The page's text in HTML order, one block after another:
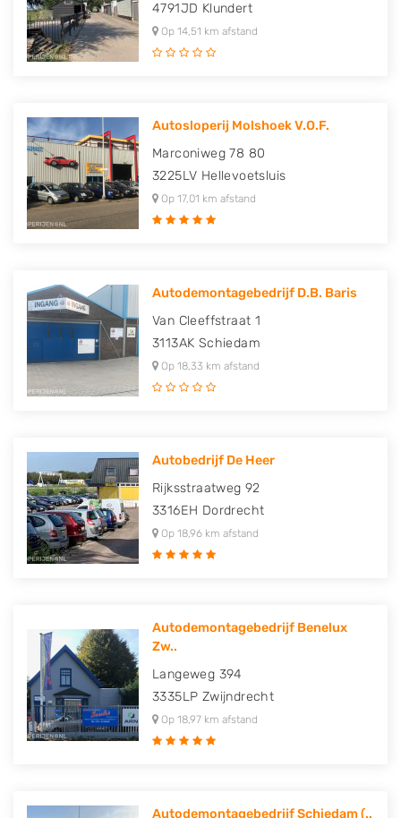
4791JD Klundert
Op 14,51 km afstand
Autosloperij Molshoek V.O.F.
Marconiweg 78 80
3225LV Hellevoetsluis
Op 17,01 km afstand
Autodemontagebedrijf D.B. Baris
Van Cleeffstraat 1
3113AK Schiedam
Op 18,33 km afstand
Autobedrijf De Heer
Rijksstraatweg 92
3316EH Dordrecht
Op 18,96 km afstand
Autodemontagebedrijf Benelux
Zw..
Langeweg 394
3335LP Zwijndrecht
Op 18,97 km afstand
Autodemontagebedrijf Schiedam (..